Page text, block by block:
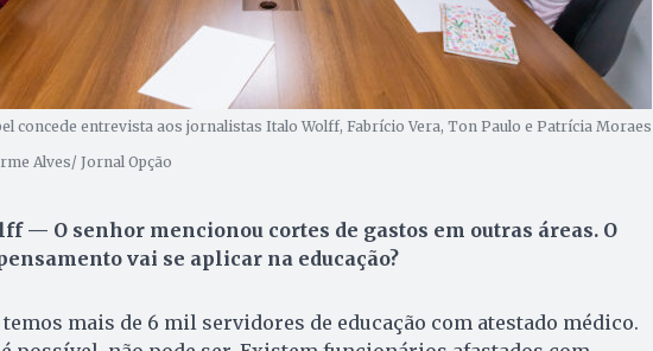
concede entrevista aos jornalistas Italo Wolff, Fabrício Vera, Ton Paulo e Patrícia Moraes |
Alves/ Jornal Opção
— O senhor mencionou cortes de gastos em outras áreas. O
vai se aplicar na educação?
temos mais de 6 mil servidores de educação com atestado médico.